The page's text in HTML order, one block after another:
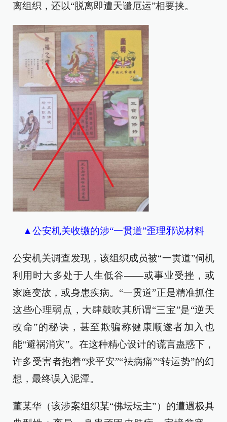
离组织，还以“脱离即遭天谴厄运”相要挟。
▲公安机关收缴的涉“一贯道”歪理邪说材料
公安机关调查发现，该组织成员被“一贯道”伺机
利用时大多处于人生低谷——或事业受挫，或
家庭变故，或身患疾病。“一贯道”正是精准抓住
这些心理弱点，大肆鼓吹其所谓“三宝”是“逆天
改命”的秘诀，甚至欺骗称健康顺遂者加入也
能“避祸消灾”。在这种精心设计的谎言蛊惑下，
许多受害者抱着“求平安”“祛病痛”“转运势”的幻
想，最终误入泥潭。
董某华（该涉案组织某“佛坛坛主”）的遭遇极具